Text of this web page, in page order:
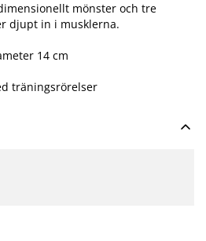
mönster och tre
djupt in i musklerna.
14 cm
träningsrörelser